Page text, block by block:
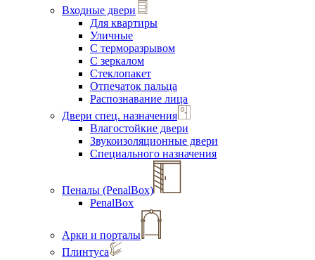
Входные двери
Для квартиры
Уличные
С терморазрывом
С зеркалом
Стеклопакет
Отпечаток пальца
Распознавание лица
Двери спец. назначения
Влагостойкие двери
Звукоизоляционные двери
Специального назначения
Пеналы (PenalBox)
PenalBox
Арки и порталы
Плинтуса